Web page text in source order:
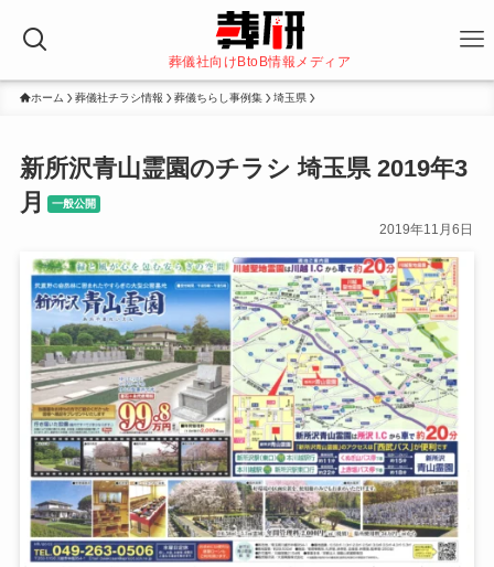
葬儀社向けBtoB情報メディア
ホーム 葬儀社チラシ情報 葬儀ちらし事例集 埼玉県
新所沢青山霊園のチラシ 埼玉県 2019年3
月
一般公開
2019年11月6日